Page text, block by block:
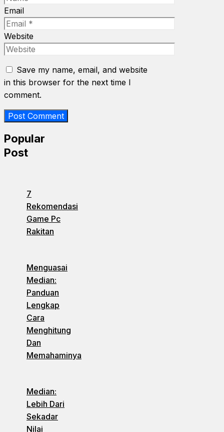
Email
Website
Save my name, email, and website
in this browser for the next time I
comment.
Popular
Post
7
Rekomendasi
Game Pc
Rakitan
Menguasai
Median:
Panduan
Lengkap
Cara
Menghitung
Dan
Memahaminya
Median:
Lebih Dari
Sekadar
Nilai